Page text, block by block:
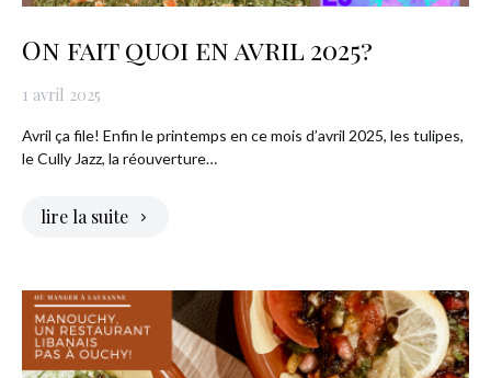
On fait quoi en avril 2025?
1 avril 2025
Avril ça file! Enfin le printemps en ce mois d’avril 2025, les tulipes,
le Cully Jazz, la réouverture…
lire la suite